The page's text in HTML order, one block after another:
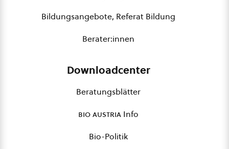
Bildungsangebote, Referat Bildung
Berater:innen
Downloadcenter
Beratungsblätter
bio austria Info
Bio-Politik